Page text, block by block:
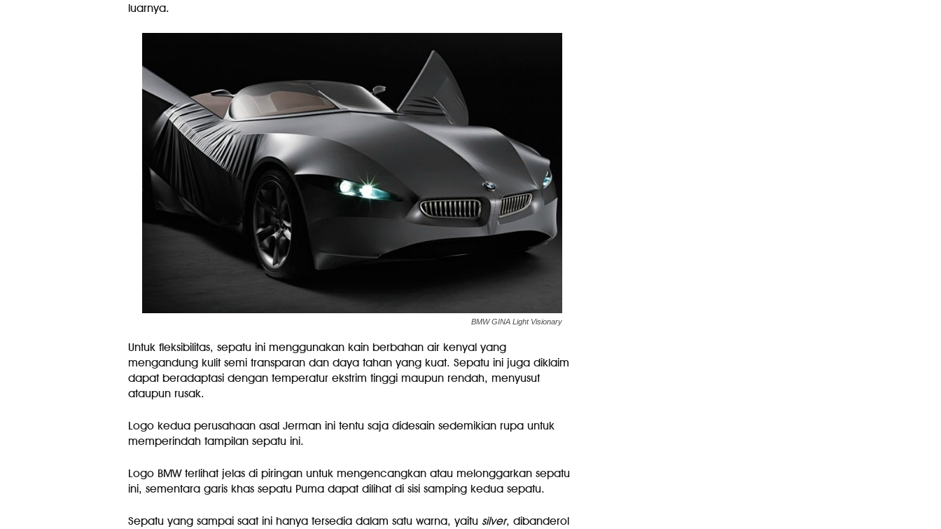
luarnya.
BMW GINA Light Visionary
Untuk fleksibilitas, sepatu ini menggunakan kain berbahan air kenyal yang
mengandung kulit semi transparan dan daya tahan yang kuat. Sepatu ini juga diklaim
dapat beradaptasi dengan temperatur ekstrim tinggi maupun rendah, menyusut
ataupun rusak.
Logo kedua perusahaan asal Jerman ini tentu saja didesain sedemikian rupa untuk
memperindah tampilan sepatu ini.
Logo BMW terlihat jelas di piringan untuk mengencangkan atau melonggarkan sepatu
ini, sementara garis khas sepatu Puma dapat dilihat di sisi samping kedua sepatu.
Sepatu yang sampai saat ini hanya tersedia dalam satu warna, yaitu silver, dibanderol